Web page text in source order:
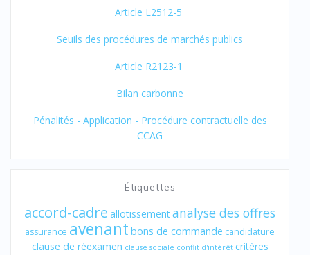
Article L2512-5
Seuils des procédures de marchés publics
Article R2123-1
Bilan carbonne
Pénalités - Application - Procédure contractuelle des
CCAG
Étiquettes
accord-cadre allotissementanalyse des offres
assurance avenant bons de commande candidature
clause de réexamen clause sociale conflit d'intérêt critères